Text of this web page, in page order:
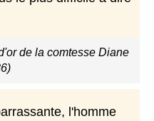
de la comtesse Diane
l'homme